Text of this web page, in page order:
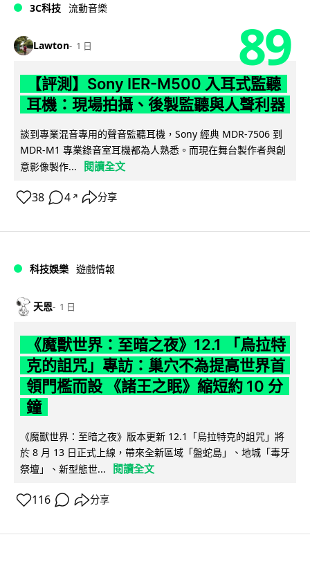
3C科技 流動音樂
Lawton 1 日 89
【評測】Sony IER-M500 入耳式監聽
耳機：現場拍攝、後製監聽與人聲利器
談到專業混音專用的聲音監聽耳機，Sony 經典 MDR-7506 到
MDR-M1 專業錄音室耳機都為人熟悉。而現在舞台製作者與創
意影像製作...
閱讀全文
38 4 ↗ 分享
科技娛樂 遊戲情報
天恩 1 日
《魔獸世界：至暗之夜》12.1 「烏拉特
克的詛咒」專訪：巢穴不為提高世界首
領門檻而設 《諸王之眠》縮短約 10 分
鐘
《魔獸世界：至暗之夜》版本更新 12.1「烏拉特克的詛咒」將
於 8 月 13 日正式上線，帶來全新區域「盤蛇島」、地城「毒牙
祭壇」、新型態世...
閱讀全文
116 分享